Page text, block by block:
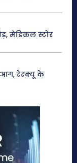
मेडिकल स्टोर
आग, रेस्क्यू के